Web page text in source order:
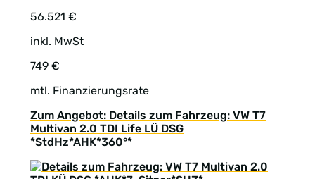
56.521 €
inkl. MwSt
749 €
mtl. Finanzierungsrate
Zum Angebot: Details zum Fahrzeug: VW T7
Multivan 2.0 TDI Life LÜ DSG
*StdHz*AHK*360°*